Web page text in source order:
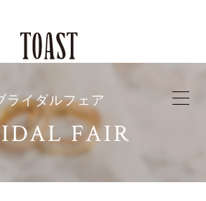
ライダルフェア
FAIR